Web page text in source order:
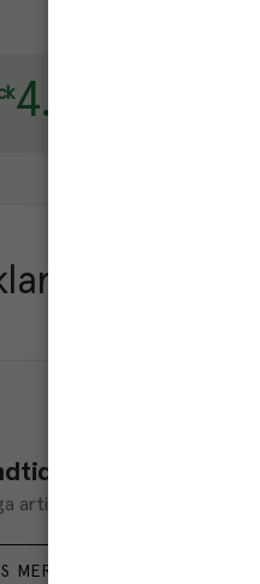
4.7
artiklar och ta del av aktuella
MER